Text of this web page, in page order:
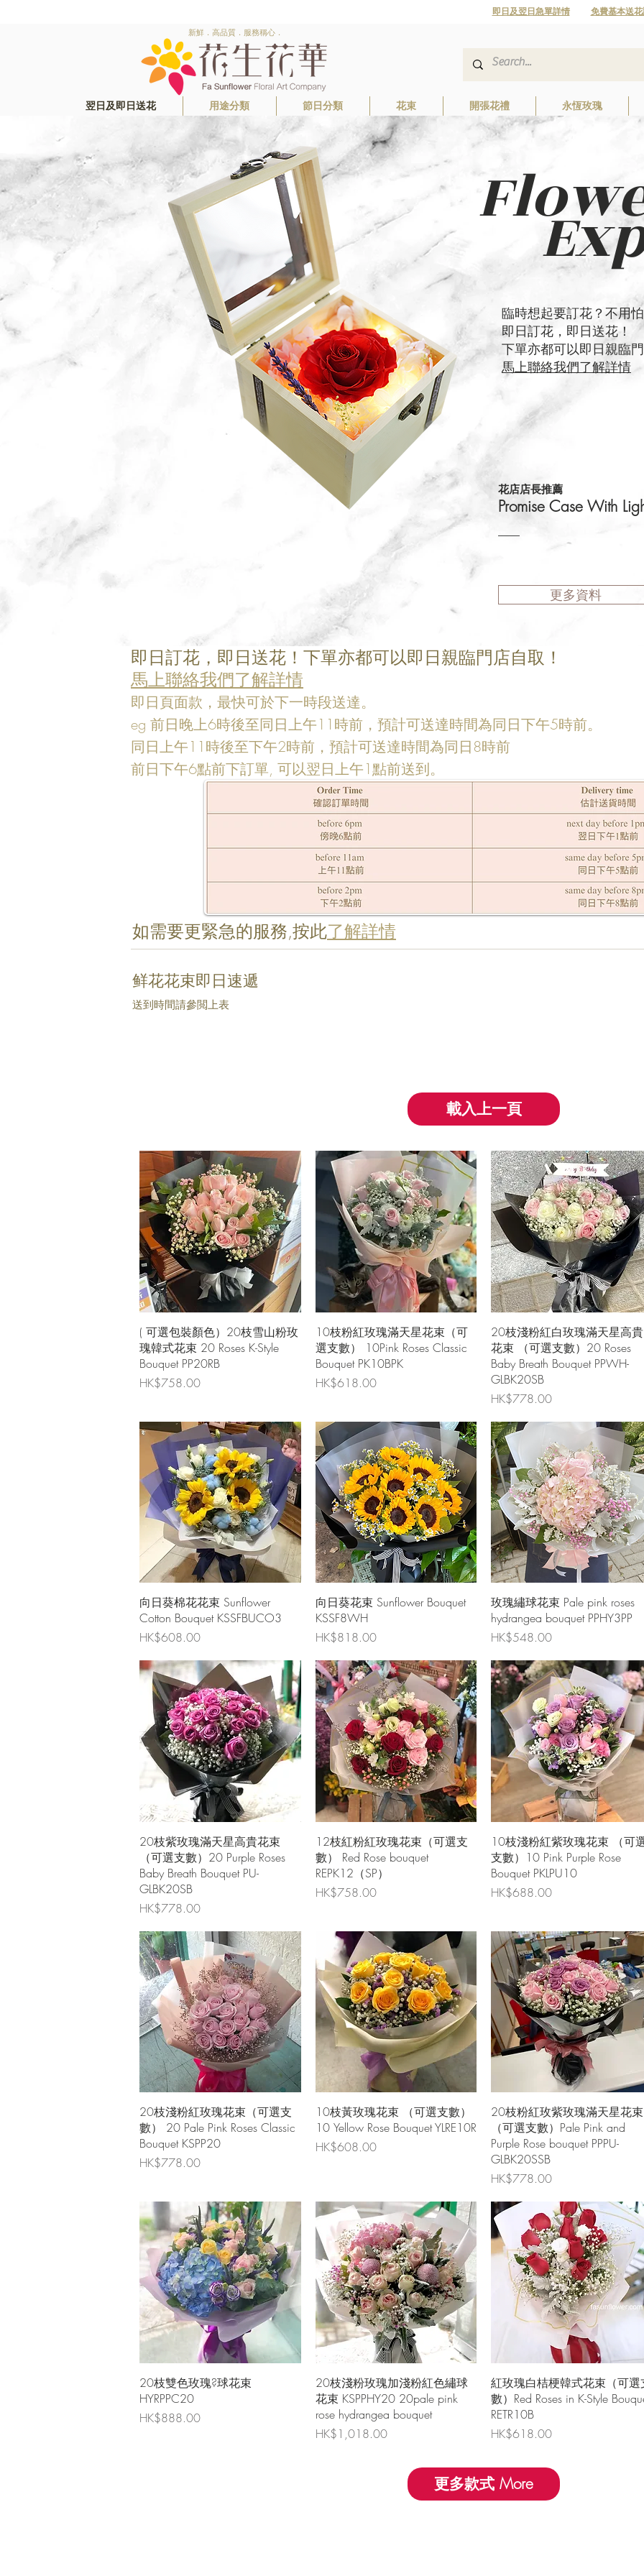
即日及翌日急單詳情 免費基本送
新鮮．高品質．服務稱心．
翌日及即日送花 用途分類 節日分類 花束 開張花禮 永恆玫瑰
臨時想起要訂花？不用
即日訂花，即日送花！
下單亦都可以即日親臨
馬上聯絡我們了解詳情
花店店長推薦
​Promise Case With
更多資料
即日訂花，即日送花！下單亦都可以即日親臨門店自取！
馬上聯絡我們了解詳情
即日頁面款，最快可於下一時段送達。
eg 前日晚上6時後至同日上午11時前，預計可送達時間為同日下午5時前。
同日上午11時後至下午2時前，預計可送達時間為同日8時前
前日下午6點前下訂單, 可以翌日上午1點前送到。
如需要更緊急的服務,按此了解詳情
鲜花花束即日速遞
送到時間請參閲上表
載入上一頁
快速瀏覽
( 可選包裝顏色）20枝雪山粉玫
瑰韓式花束 20 Roses K-Style
Bouquet PP20RB
價格
HK$758.00
快速瀏覽
10枝粉紅玫瑰滿天星花束（可
選支數） 10Pink Roses Classic
Bouquet PK10BPK
價格
HK$618.00
快速瀏覽
20枝淺粉紅白玫瑰滿天星高貴
花束 （可選支數）20 Roses
Baby Breath Bouquet PPWH-
GLBK20SB
價格
HK$778.00
快速瀏覽
向日葵棉花花束 Sunflower
Cotton Bouquet KSSFBUCO3
價格
HK$608.00
快速瀏覽
向日葵花束 Sunflower Bouquet
KSSF8WH
價格
HK$818.00
快速瀏覽
玫瑰繡球花束 Pale pink roses
hydrangea bouquet PPHY3PP
價格
HK$548.00
快速瀏覽
20枝紫玫瑰滿天星高貴花束
（可選支數）20 Purple Roses
Baby Breath Bouquet PU-
GLBK20SB
價格
HK$778.00
快速瀏覽
12枝紅粉紅玫瑰花束（可選支
數） Red Rose bouquet
REPK12（SP）
價格
HK$758.00
快速瀏覽
10枝淺粉紅紫玫瑰花束 （可
支數）10 Pink Purple Rose
Bouquet PKLPU10
價格
HK$688.00
快速瀏覽
20枝淺粉紅玫瑰花束（可選支
數） 20 Pale Pink Roses Classic
Bouquet KSPP20
價格
HK$778.00
快速瀏覽
10枝黃玫瑰花束 （可選支數）
10 Yellow Rose Bouquet YLRE10R
價格
HK$608.00
快速瀏覽
20枝粉紅玫紫玫瑰滿天星花束
（可選支數）Pale Pink and
Purple Rose bouquet PPPU-
GLBK20SSB
價格
HK$778.00
快速瀏覽
20枝雙色玫瑰?球花束
HYRPPC20
價格
HK$888.00
快速瀏覽
20枝淺粉玫瑰加淺粉紅色繡球
花束 KSPPHY20 20pale pink
rose hydrangea bouquet
價格
HK$1,018.00
快速瀏覽
紅玫瑰白桔梗韓式花束（可選
數）Red Roses in K-Style
RETR10B
價格
HK$618.00
更多款式 More